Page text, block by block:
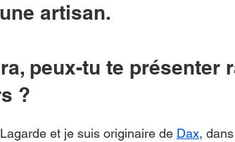
artisan.
peux-tu te présenter
?
et je suis originaire de Dax,